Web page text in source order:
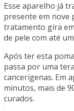
Esse aparelho já
presente em nove
tratamento gira
de pele com até
Após ter esta
passa por uma
cancerígenas. Em
minutos, mais de
curados.